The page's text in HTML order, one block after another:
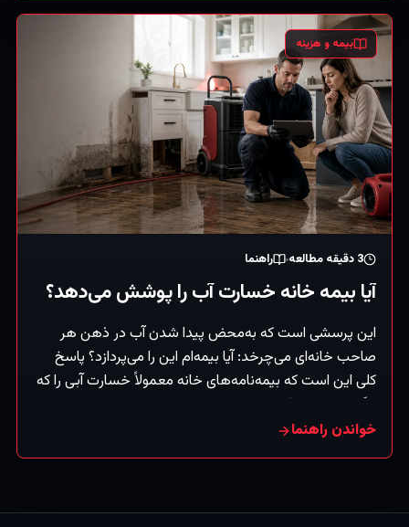
بیمه و هزینه
3 دقیقه مطالعه راهنما
آیا بیمه خانه خسارت آب را پوشش می‌دهد؟
این پرسشی است که به‌محض پیدا شدن آب در ذهن هر
صاحب خانه‌ای می‌چرخد: آیا بیمه‌ام این را می‌پردازد؟ پاسخ
کلی این است که بیمه‌نامه‌های خانه معمولاً خسارت آبی را که
ناگهانی و تصادفی است پوشش می‌دهند — اما خسارت ناشی
از بی‌توجهی تدریجی یا سیل را نه (که دسته‌ای جداست). (این
اطلاعات عمومی است، نه مشاوره بیمه — همیشه بیمه‌نامه
خواندن راهنما